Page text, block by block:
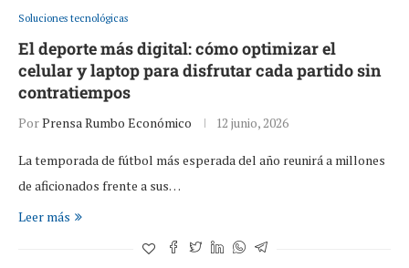
Soluciones tecnológicas
El deporte más digital: cómo optimizar el
celular y laptop para disfrutar cada partido sin
contratiempos
PorPrensa Rumbo Económico 12 junio, 2026
La temporada de fútbol más esperada del año reunirá a millones
de aficionados frente a sus…
Leer más